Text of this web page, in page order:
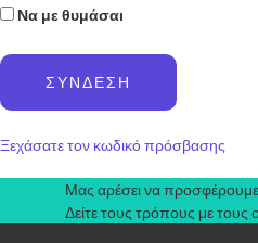
Να με θυμάσαι
Ξεχάσατε τον κωδικό πρόσβασης
Μας αρέσει να
Δείτε τους τρόπους με τους